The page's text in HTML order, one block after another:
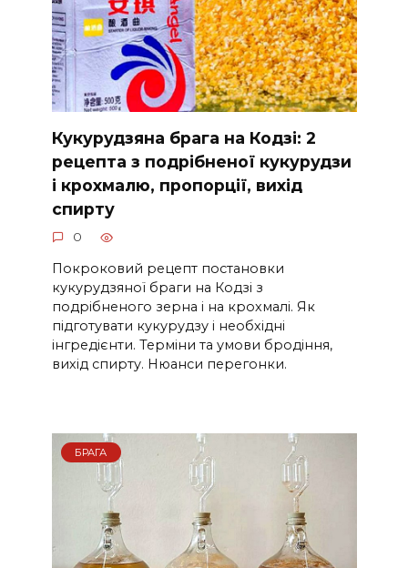
Кукурудзяна брага на Кодзі: 2
рецепта з подрібненої кукурудзи
і крохмалю, пропорції, вихід
спирту
0
Покроковий рецепт постановки
кукурудзяної браги на Кодзі з
подрібненого зерна і на крохмалі. Як
підготувати кукурудзу і необхідні
інгредієнти. Терміни та умови бродіння,
вихід спирту. Нюанси перегонки.
БРАГА